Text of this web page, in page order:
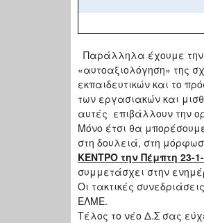
Παράλληλα έχουμε την
«αυτοαξιολόγηση» της
εκπαιδευτικών και το
των εργασιακών και
αυτές επιβάλλουν την
Μόνο έτσι θα
στη δουλειά, στη
ΚΕΝΤΡΟ την Πέμπτη 23-
συμμετάσχει στην
Οι τακτικές
ΕΛΜΕ.
Τέλος το νέο Δ.Σ σας